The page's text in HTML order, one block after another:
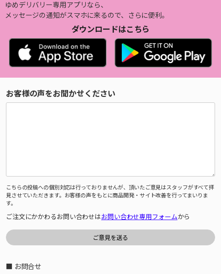
ゆめデリバリー専用アプリなら、
メッセージの通知がスマホに来るので、さらに便利。
ダウンロードはこちら
お客様の声をお聞かせください
こちらの投稿への個別対応は行っておりませんが、頂いたご意見はスタッフがすべて拝
見させていただきます。お客様の声をもとに商品開発・サイト改善を行ってまいりま
す。
ご注文にかかわるお問い合わせはお問い合わせ専用フォームから
■ お問合せ